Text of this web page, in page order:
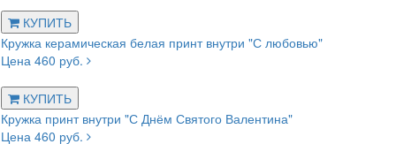
КУПИТЬ
Кружка керамическая белая принт внутри "С любовью"
Цена 460 руб.
КУПИТЬ
Кружка принт внутри "С Днём Святого Валентина"
Цена 460 руб.